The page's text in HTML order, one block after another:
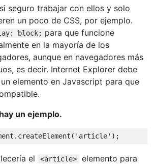
seguro trabajar con ellos y solo
un poco de CSS, por ejemplo.
block; para que funcione
en la mayoría de los
aunque en navegadores más
es decir. Internet Explorer debe
elemento en Javascript para que
un ejemplo.
. createElement ( 'article' );
el <article>
elemento para